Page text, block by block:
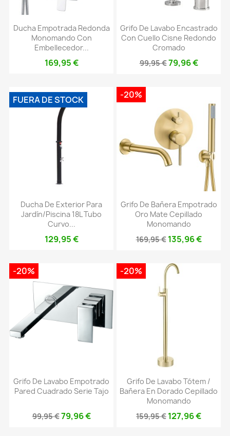
Ducha Empotrada Redonda
Monomando Con
Embellecedor...
169,95 €
Grifo De Lavabo Encastrado
Con Cuello Cisne Redondo
Cromado
99,95 €79,96 €
Ducha De Exterior Para
Jardín/piscina 18L Tubo
Curvo...
129,95 €
FUERA DE STOCK
Grifo De Bañera Empotrado
Oro Mate Cepillado
Monomando
169,95 € 135,96 €
-20%
Grifo De Lavabo Empotrado
Pared Cuadrado Serie Tajo
99,95 €79,96 €
-20%
Grifo De Lavabo Tótem /
Bañera En Dorado Cepillado
Monomando
159,95 € 127,96 €
-20%